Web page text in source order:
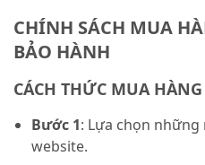
CHÍNH SÁCH MUA
BẢO HÀNH
CÁCH THỨC MUA HÀNG
Bước 1: Lựa chọn
website.